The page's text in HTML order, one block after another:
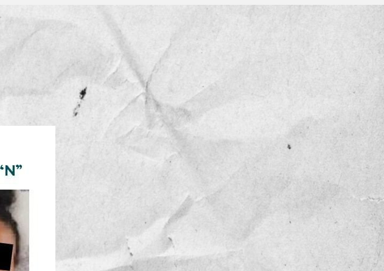
Jalisco
CATEGORÍAS
NOTICIAS
OPINIÓN
TENDENCIA
VIDEO COLUMNA
VIDEO NOTA